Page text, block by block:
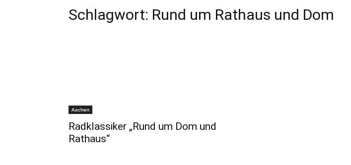
Schlagwort: Rund um Rathaus und Dom
Aachen
Radklassiker „Rund um Dom und
Rathaus“